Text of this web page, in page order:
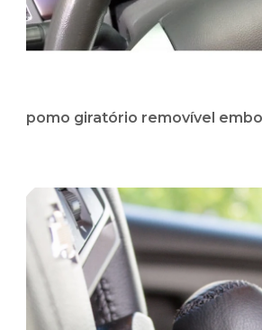
pomo giratório removível